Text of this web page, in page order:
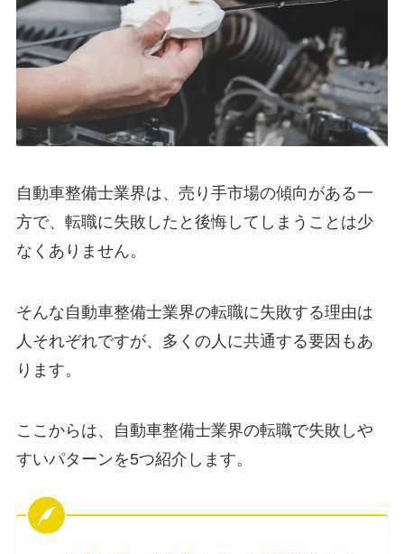
自動車整備士業界は、売り手市場の傾向がある一
方で、転職に失敗したと後悔してしまうことは少
なくありません。
そんな自動車整備士業界の転職に失敗する理由は
人それぞれですが、多くの人に共通する要因もあ
ります。
ここからは、自動車整備士業界の転職で失敗しや
すいパターンを5つ紹介します。